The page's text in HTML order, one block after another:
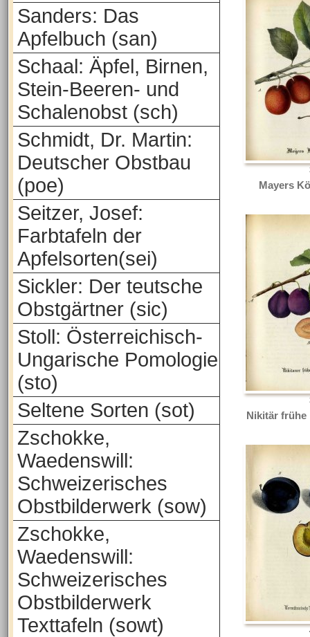
Sanders: Das
Apfelbuch (san)
Schaal: Äpfel, Birnen,
Stein-Beeren- und
Schalenobst (sch)
Schmidt, Dr. Martin:
Deutscher Obstbau
(poe)
Seitzer, Josef:
Farbtafeln der
Apfelsorten(sei)
Sickler: Der teutsche
Obstgärtner (sic)
Stoll: Österreichisch-
Ungarische Pomologie
(sto)
Seltene Sorten (sot)
Zschokke,
Waedenswill:
Schweizerisches
Obstbilderwerk (sow)
Zschokke,
Waedenswill:
Schweizerisches
Obstbilderwerk
Texttafeln (sowt)
Mayers
Nikitär